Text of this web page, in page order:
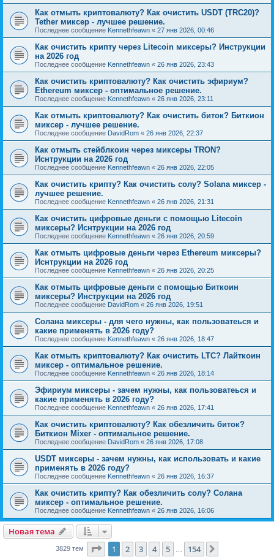
Как отмыть криптовалюту? Как очистить USDT (TRC20)?
Tether миксер - лучшее решение.
Последнее сообщение Kennethfeawn « 27 янв 2026, 00:46
Как очистить крипту через Litecoin миксеры? Инструкции
на 2026 год
Последнее сообщение Kennethfeawn « 26 янв 2026, 23:43
Как очистить криптовалюту? Как очистить эфириум?
Ethereum миксер - оптимальное решение.
Последнее сообщение Kennethfeawn « 26 янв 2026, 23:11
Как отмыть криптовалюту? Как очистить биток? Биткион
миксер - лучшее решение.
Последнее сообщение DavidRom « 26 янв 2026, 22:37
Как отмыть стейблкоин через миксеры TRON?
Иснтрукции на 2026 год
Последнее сообщение Kennethfeawn « 26 янв 2026, 22:05
Как очистить крипту? Как очистить солу? Solana миксер -
лучшее решение.
Последнее сообщение Kennethfeawn « 26 янв 2026, 21:31
Как очистить цифровые деньги с помощью Litecoin
миксеры? Иснтрукции на 2026 год
Последнее сообщение Kennethfeawn « 26 янв 2026, 20:59
Как отмыть цифровые деньги через Ethereum миксеры?
Иснтрукции на 2026 год
Последнее сообщение Kennethfeawn « 26 янв 2026, 20:25
Как отмыть цифровые деньги с помощью Биткоин
миксеры? Инструкции на 2026 год
Последнее сообщение DavidRom « 26 янв 2026, 19:51
Солана миксеры - для чего нужны, как пользоватеься и
какие применять в 2026 году?
Последнее сообщение Kennethfeawn « 26 янв 2026, 18:47
Как отмыть криптовалюту? Как очистить LTC? Лайткоин
миксер - оптимальное решение.
Последнее сообщение Kennethfeawn « 26 янв 2026, 18:14
Эфириум миксеры - зачем нужны, как пользоватеься и
какие применять в 2026 году?
Последнее сообщение Kennethfeawn « 26 янв 2026, 17:41
Как очистить криптовалюту? Как обезличить биток?
Биткион Mixer - оптимальное решение.
Последнее сообщение DavidRom « 26 янв 2026, 17:08
USDT миксеры - зачем нужны, как использовать и какие
применять в 2026 году?
Последнее сообщение Kennethfeawn « 26 янв 2026, 16:37
Как очистить крипту? Как обезличить солу? Солана
миксер - оптимальное решение.
Последнее сообщение Kennethfeawn « 26 янв 2026, 16:06
Новая тема
3829 тем Страница из 154
1 2 3 4 5 154